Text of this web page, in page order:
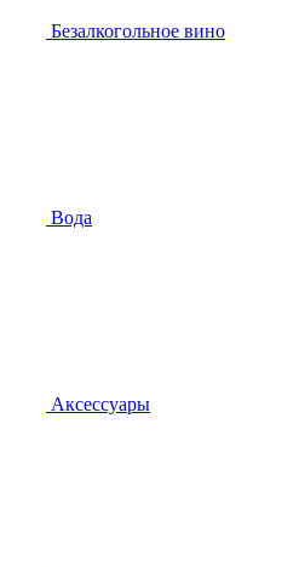
Безалкогольное вино
Вода
Аксессуары